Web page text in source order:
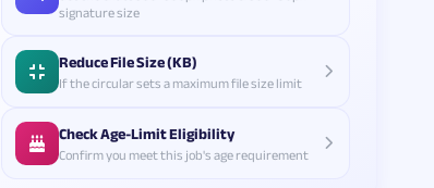
signature size
Reduce File Size (KB)
If the circular sets a maximum file size limit
Check Age-Limit Eligibility
Confirm you meet this job's age requirement